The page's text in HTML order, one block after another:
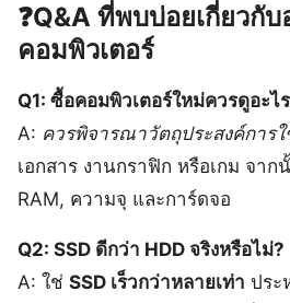
Q&A ที่พบบ่อยเกี่ยวกั
คอมพิวเตอร์
Q1: ซื้อคอมพิวเตอร์ใหม่ควรดูอะไ
A: ควรพิจารณาวัตถุประสงค์การ
เอกสาร งานกราฟิก หรือเกม จาก
RAM, ความจุ และการ์ดจอ
Q2: SSD ดีกว่า HDD จริงหรือไม่?
A: ใช่ SSD เร็วกว่าหลายเท่า ประ